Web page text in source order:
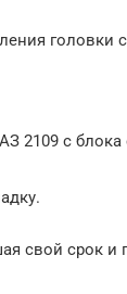
головки
2109 с блока
свой срок и